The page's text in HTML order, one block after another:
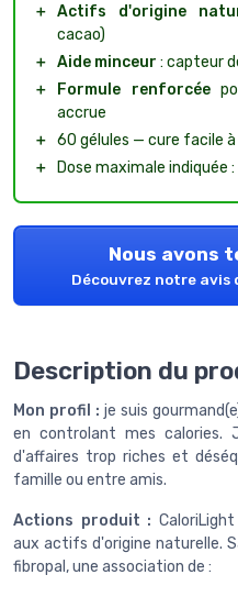
＋ Actifs d'origine
cacao)
＋ Aide minceur : capteur
＋
Formule renforcée
accrue
＋ 60 gélules — cure facile
＋
Dose maximale indiquée
Nous avons
Découvrez notre
Description du
Mon profil : je suis
en controlant mes calories.
d'affaires trop riches et
famille ou entre amis.
Actions produit :
aux actifs d'origine naturelle.
fibropal, une association de :